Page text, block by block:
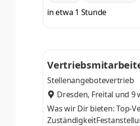
in etwa 1 Stunde
Stellenangebotevertrieb
Dresden, Freital und 9
Was wir Dir bieten: Top-